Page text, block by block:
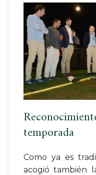
temporada
Como ya es
acogió también